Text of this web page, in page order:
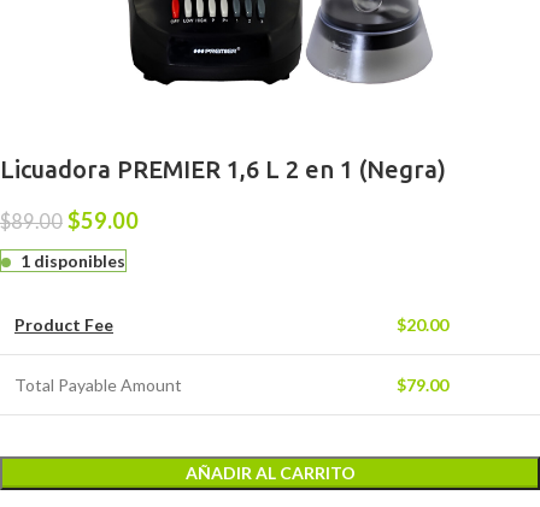
Licuadora PREMIER 1,6 L 2 en 1 (Negra)
$89.00 $59.00
1 disponibles
Product Fee $20.00
Total Payable Amount $79.00
AÑADIR AL CARRITO